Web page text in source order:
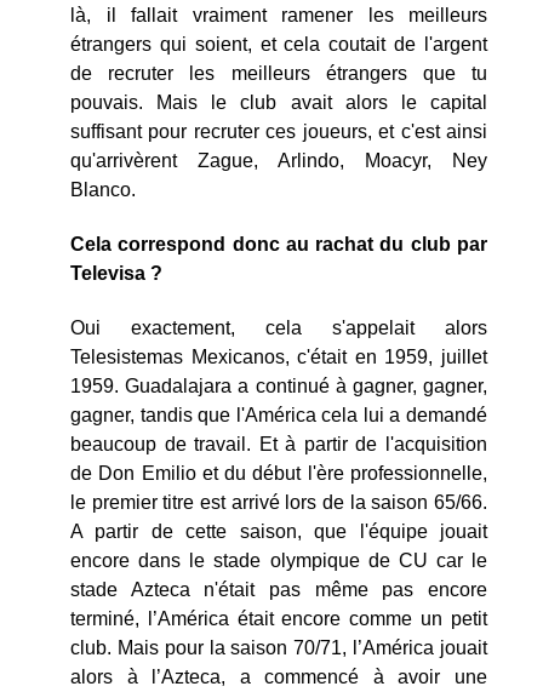
là, il fallait vraiment ramener les meilleurs
étrangers qui soient, et cela coutait de l'argent
de recruter les meilleurs étrangers que tu
pouvais. Mais le club avait alors le capital
suffisant pour recruter ces joueurs, et c'est ainsi
qu'arrivèrent Zague, Arlindo, Moacyr, Ney
Blanco.
Cela correspond donc au rachat du club par
Televisa ?
Oui exactement, cela s'appelait alors
Telesistemas Mexicanos, c'était en 1959, juillet
1959. Guadalajara a continué à gagner, gagner,
gagner, tandis que l'América cela lui a demandé
beaucoup de travail. Et à partir de l'acquisition
de Don Emilio et du début l'ère professionnelle,
le premier titre est arrivé lors de la saison 65/66.
A partir de cette saison, que l'équipe jouait
encore dans le stade olympique de CU car le
stade Azteca n'était pas même pas encore
terminé, l’América était encore comme un petit
club. Mais pour la saison 70/71, l’América jouait
alors à l’Azteca, a commencé à avoir une